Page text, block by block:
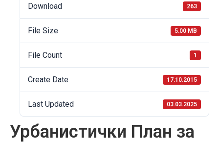
Download 263
File Size 5.00 MB
File Count 1
Create Date 17.10.2015
Last Updated 03.03.2025
Урбанистички План за